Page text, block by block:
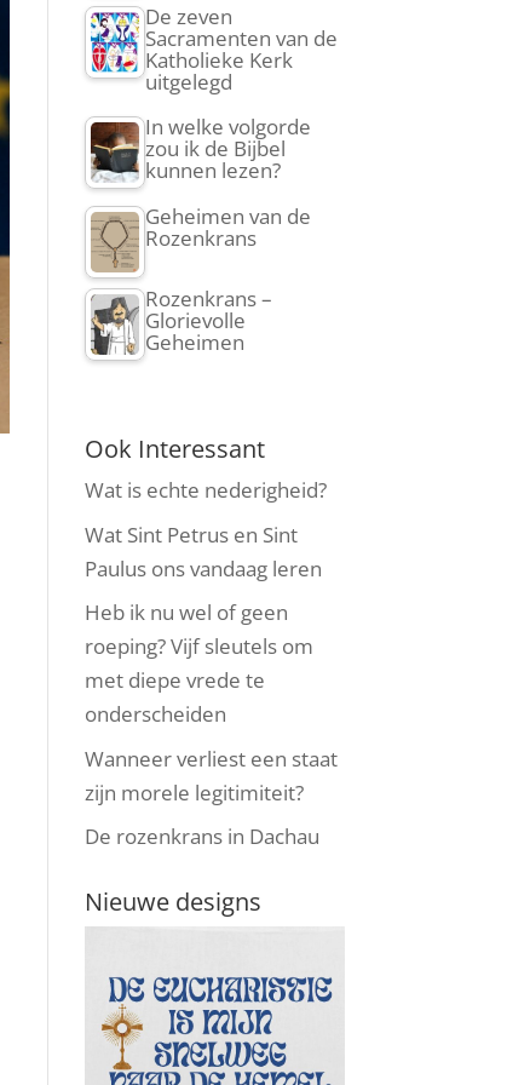
De zeven
Sacramenten van de
Katholieke Kerk
uitgelegd
In welke volgorde
zou ik de Bijbel
kunnen lezen?
Geheimen van de
Rozenkrans
Rozenkrans –
Glorievolle
Geheimen
Ook Interessant
Wat is echte nederigheid?
Wat Sint Petrus en Sint
Paulus ons vandaag leren
Heb ik nu wel of geen
roeping? Vijf sleutels om
met diepe vrede te
onderscheiden
Wanneer verliest een staat
zijn morele legitimiteit?
De rozenkrans in Dachau
Nieuwe designs